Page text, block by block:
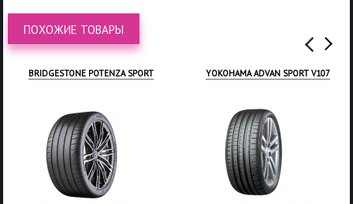
ПОХОЖИЕ ТОВАРЫ
BRIDGESTONE POTENZA SPORT YOKOHAMA ADVAN SPORT V107